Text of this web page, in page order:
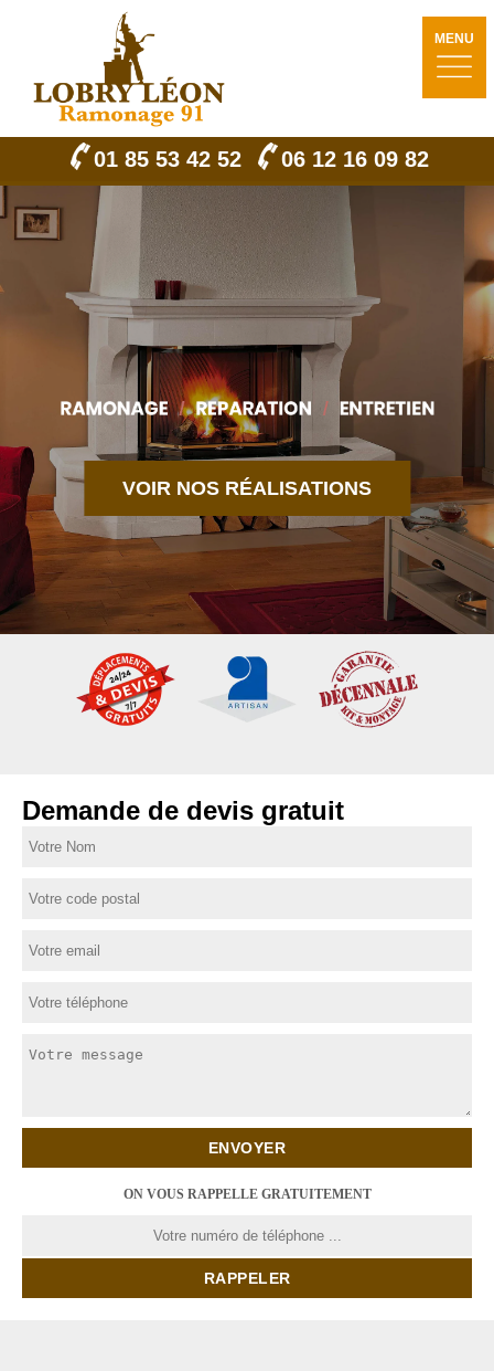
MENU
01 85 53 42 52 06 12 16 09 82
VOIR NOS RÉALISATIONS
Demande de devis gratuit
ON VOUS RAPPELLE GRATUITEMENT